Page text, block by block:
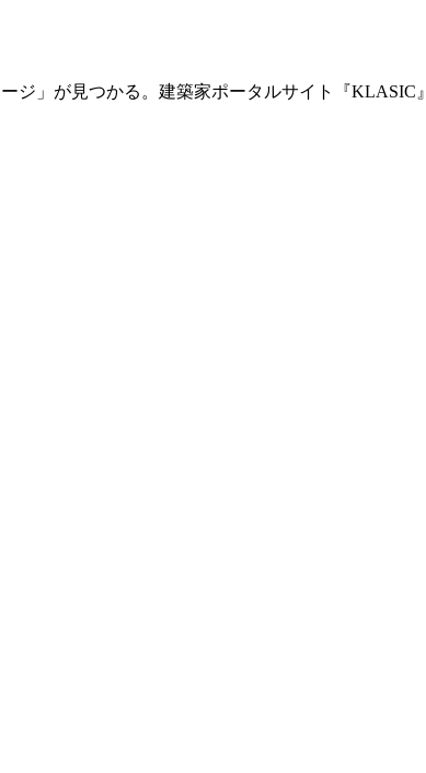
ジ」が見つかる。 建築家ポータルサイト『KLASIC』